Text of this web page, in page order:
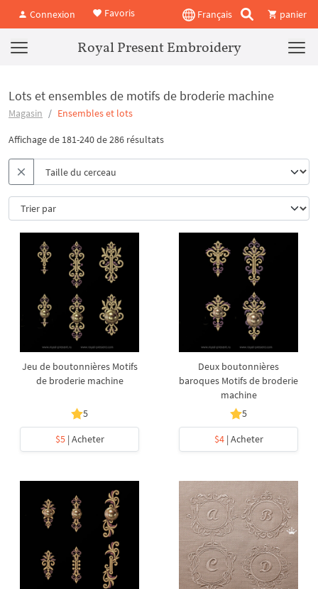
Connexion Favoris Français panier
Royal Present Embroidery
Lots et ensembles de motifs de broderie machine
Magasin Ensembles et lots
Affichage de 181-240 de 286 résultats
Jeu de boutonnières Motifs
de broderie machine
5
$5| Acheter
Deux boutonnières
baroques Motifs de broderie
machine
5
$4| Acheter